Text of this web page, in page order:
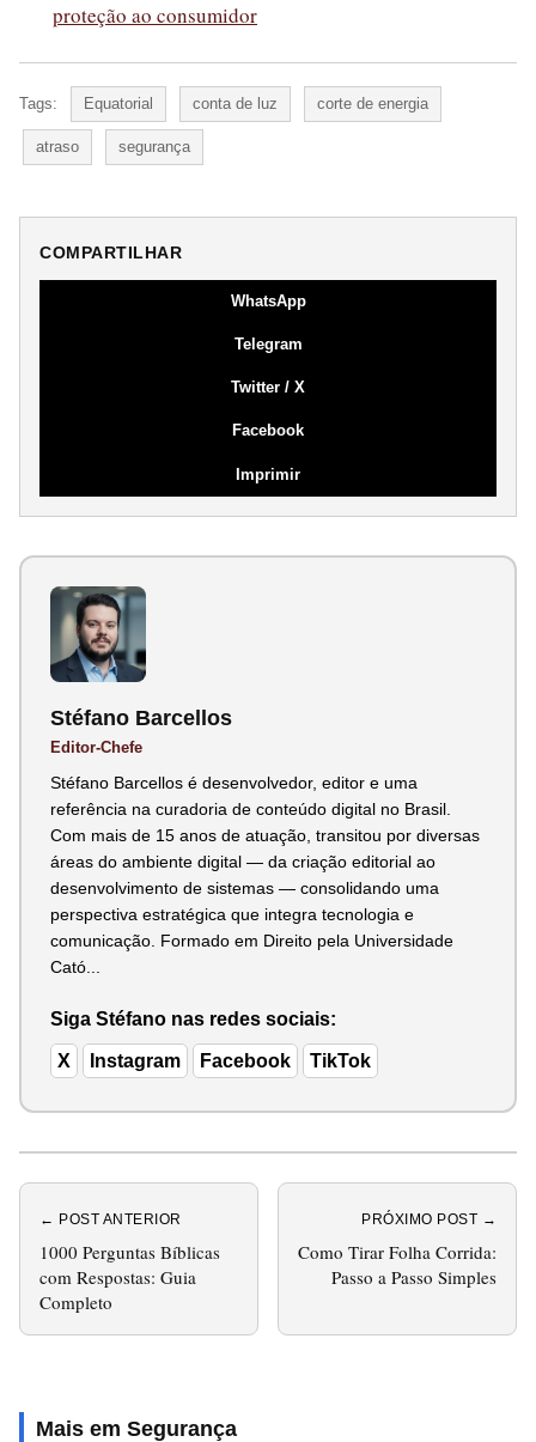
proteção ao consumidor
Tags: Equatorial conta de luz corte de energia
atraso segurança
COMPARTILHAR
WhatsApp
Telegram
Twitter / X
Facebook
Imprimir
Stéfano Barcellos
Editor-Chefe
Stéfano Barcellos é desenvolvedor, editor e uma
referência na curadoria de conteúdo digital no Brasil.
Com mais de 15 anos de atuação, transitou por diversas
áreas do ambiente digital — da criação editorial ao
desenvolvimento de sistemas — consolidando uma
perspectiva estratégica que integra tecnologia e
comunicação. Formado em Direito pela Universidade
Cató...
Siga Stéfano nas redes sociais:
X Instagram Facebook TikTok
← POST ANTERIOR
1000 Perguntas Bíblicas
com Respostas: Guia
Completo
PRÓXIMO POST →
Como Tirar Folha Corrida:
Passo a Passo Simples
Mais em Segurança